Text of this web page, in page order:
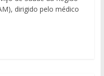
dirigido pelo médico